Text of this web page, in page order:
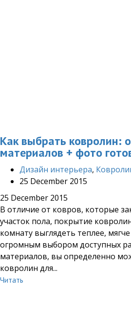
Как выбрать ковролин:
материалов + фото
Дизайн интерьера,
25 December 2015
25 December 2015
В отличие от ковров, которые
участок пола, покрытие
комнату выглядеть теплее,
огромным выбором доступных
материалов, вы определенно
ковролин для...
Читать